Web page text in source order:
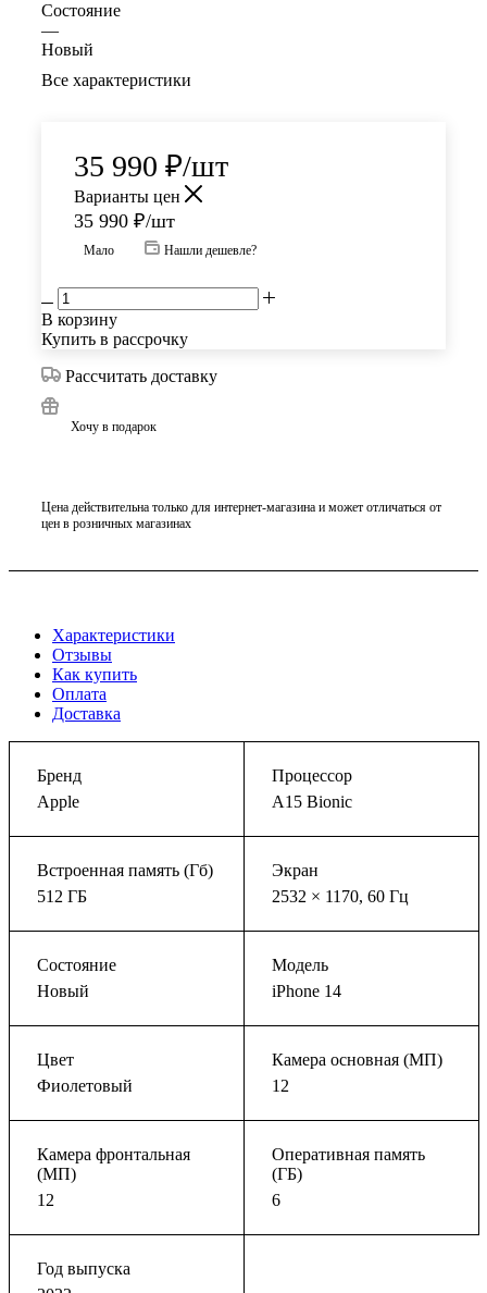
Состояние
—
Новый
Все характеристики
35 990 ₽/шт
Варианты цен
35 990 ₽/шт
Мало Нашли дешевле?
В корзину
Купить в рассрочку
Рассчитать доставку
Хочу в подарок
Цена действительна только для интернет-магазина и может отличаться от
цен в розничных магазинах
Характеристики
Отзывы
Как купить
Оплата
Доставка
Бренд
Apple
Процессор
A15 Bionic
Встроенная память (Гб)
512 ГБ
Экран
2532 × 1170, 60 Гц
Состояние
Новый
Модель
iPhone 14
Цвет
Фиолетовый
Камера основная (МП)
12
Камера фронтальная
(МП)
12
Оперативная память
(ГБ)
6
Год выпуска